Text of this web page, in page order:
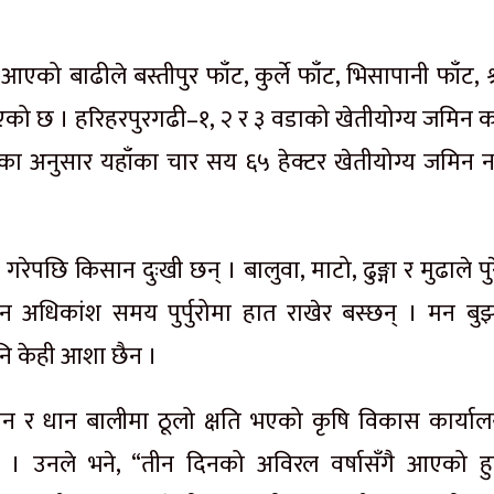
बाढीले बस्तीपुर फाँट, कुर्ले फाँट, भिसापानी फाँट,
छ । हरिहरपुरगढी–१, २ र ३ वडाको खेतीयोग्य जमिन
अनुसार यहाँका चार सय ६५ हेक्टर खेतीयोग्य जमिन
किसान दुःखी छन् । बालुवा, माटो, ढुङ्गा र मुढाले
अधिकांश समय पुर्पुरोमा हात राखेर बस्छन् । मन
केही आशा छैन ।
र धान बालीमा ठूलो क्षति भएको कृषि विकास
। उनले भने, “तीन दिनको अविरल वर्षासँगै आएको